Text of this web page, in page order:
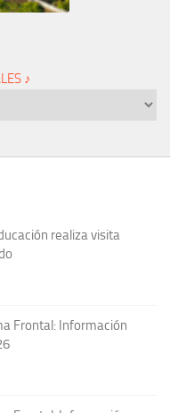
♪
realiza visita
Frontal: Información